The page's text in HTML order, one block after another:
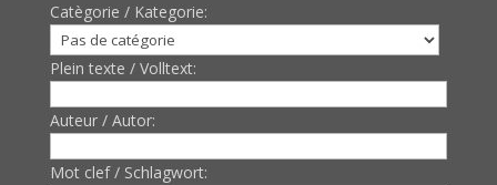
Catègorie / Kategorie:
Plein texte / Volltext:
Auteur / Autor:
Mot clef / Schlagwort: